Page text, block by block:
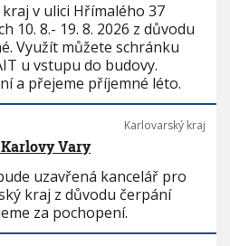
v ulici Hřímalého 37
10. 8.- 19. 8. 2026 z důvodu
Využít můžete schránku
u vstupu do budovy.
a přejeme příjemné léto.
Karlovarský kraj
Vary
uzavřená kancelář pro
kraj z důvodu čerpání
za pochopení.